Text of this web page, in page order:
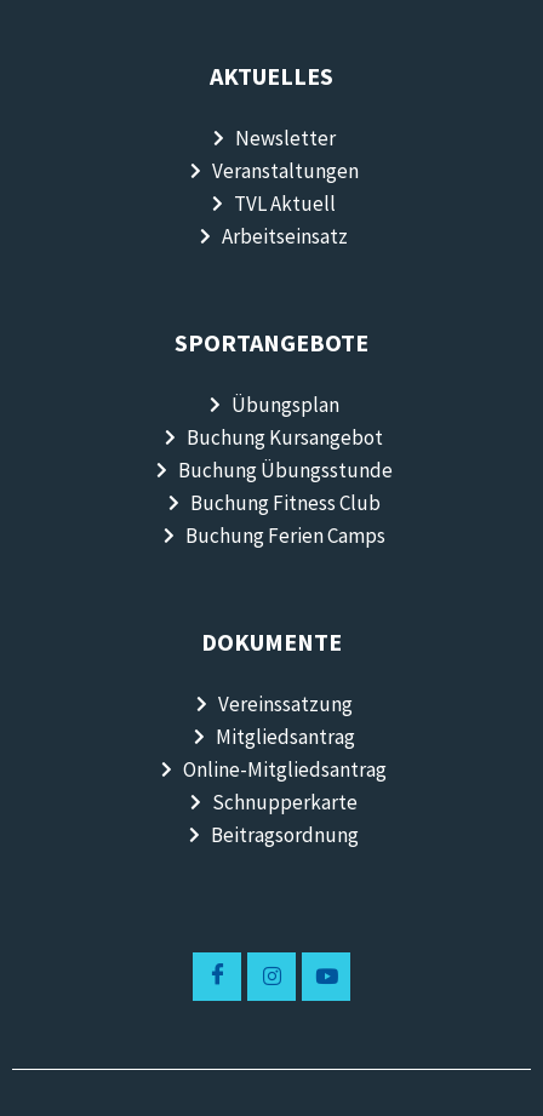
AKTUELLES
Newsletter
Veranstaltungen
TVL Aktuell
Arbeitseinsatz
SPORTANGEBOTE
Übungsplan
Buchung Kursangebot
Buchung Übungsstunde
Buchung Fitness Club
Buchung Ferien Camps
DOKUMENTE
Vereinssatzung
Mitgliedsantrag
Online-Mitgliedsantrag
Schnupperkarte
Beitragsordnung